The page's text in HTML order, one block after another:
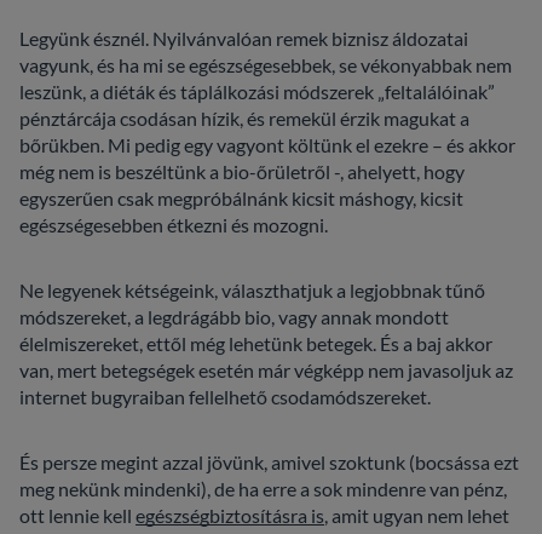
Legyünk észnél. Nyilvánvalóan remek biznisz áldozatai
vagyunk, és ha mi se egészségesebbek, se vékonyabbak nem
leszünk, a diéták és táplálkozási módszerek „feltalálóinak”
pénztárcája csodásan hízik, és remekül érzik magukat a
bőrükben. Mi pedig egy vagyont költünk el ezekre – és akkor
még nem is beszéltünk a bio-őrületről -, ahelyett, hogy
egyszerűen csak megpróbálnánk kicsit máshogy, kicsit
egészségesebben étkezni és mozogni.
Ne legyenek kétségeink, választhatjuk a legjobbnak tűnő
módszereket, a legdrágább bio, vagy annak mondott
élelmiszereket, ettől még lehetünk betegek. És a baj akkor
van, mert betegségek esetén már végképp nem javasoljuk az
internet bugyraiban fellelhető csodamódszereket.
És persze megint azzal jövünk, amivel szoktunk (bocsássa ezt
meg nekünk mindenki), de ha erre a sok mindenre van pénz,
ott lennie kell egészségbiztosításra is, amit ugyan nem lehet